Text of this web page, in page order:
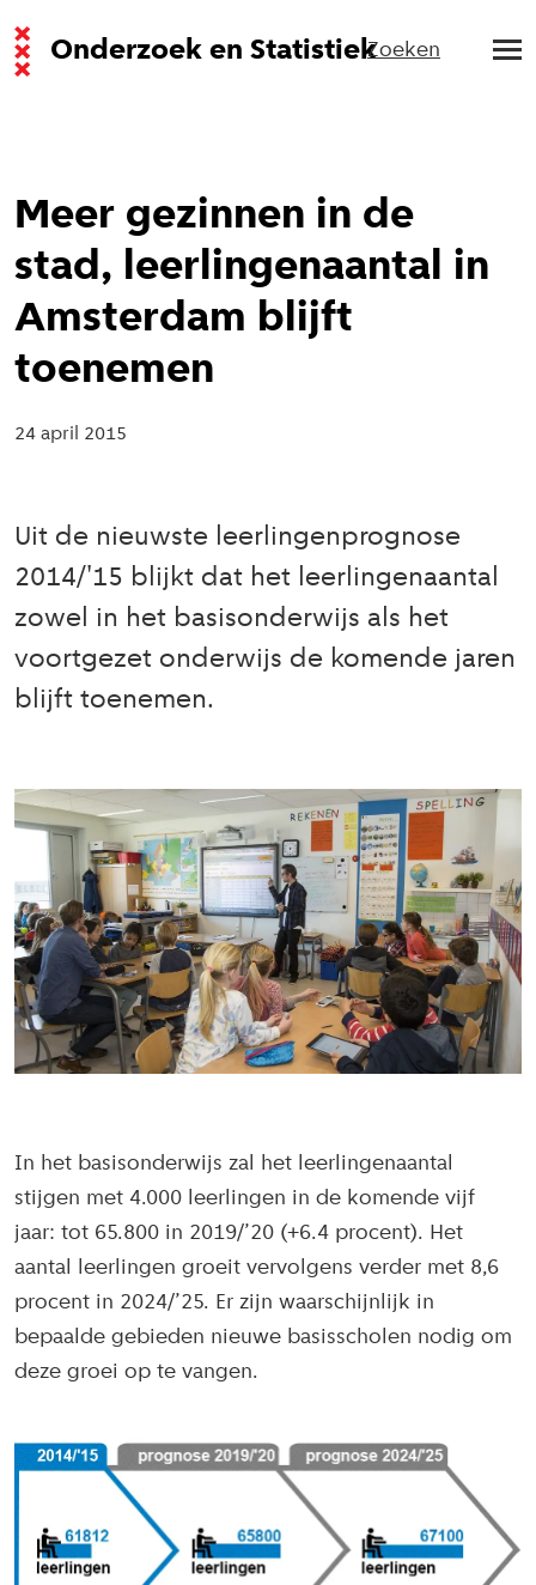
Onderzoek en StatistiekZoeken
Meer gezinnen in de
stad, leerlingenaantal in
Amsterdam blijft
toenemen
24 april 2015
Uit de nieuwste leerlingenprognose
2014/'15 blijkt dat het leerlingenaantal
zowel in het basisonderwijs als het
voortgezet onderwijs de komende jaren
blijft toenemen.
In het basisonderwijs zal het leerlingenaantal
stijgen met 4.000 leerlingen in de komende vijf
jaar: tot 65.800 in 2019/’20 (+6.4 procent). Het
aantal leerlingen groeit vervolgens verder met 8,6
procent in 2024/’25. Er zijn waarschijnlijk in
bepaalde gebieden nieuwe basisscholen nodig om
deze groei op te vangen.